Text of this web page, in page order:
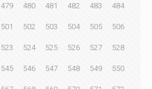
479 480 481 482 483 484
501 502 503 504 505 506
523 524 525 526 527 528
545 546 547 548 549 550